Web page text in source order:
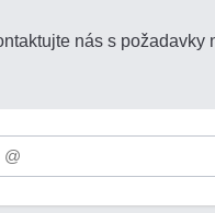
nás s požadavky